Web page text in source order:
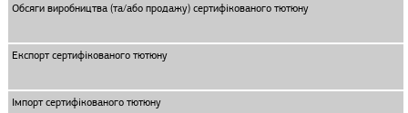
Обсяги виробництва (та/або продажу) сертифікованого тютюну
Експорт сертифікованого тютюну
Імпорт сертифікованого тютюну